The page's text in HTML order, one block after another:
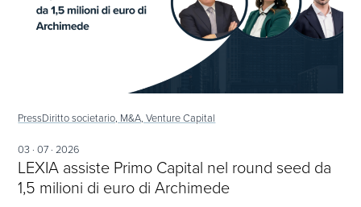
PressDiritto societario, M&A, Venture Capital
03 · 07 · 2026
LEXIA assiste Primo Capital nel round seed da
1,5 milioni di euro di Archimede